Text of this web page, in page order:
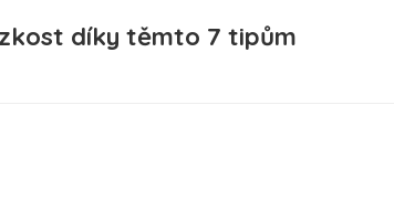
díky těmto 7 tipům